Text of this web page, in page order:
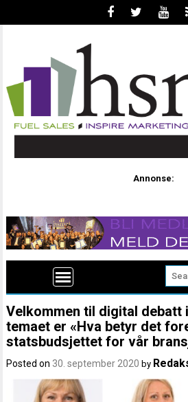
Annonse:
Velkommen til digital debatt
temaet er «Hva betyr det
statsbudsjettet for vår
Posted on 30. september 2020 by